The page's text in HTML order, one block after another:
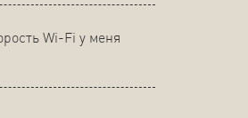
Wi-Fi у меня